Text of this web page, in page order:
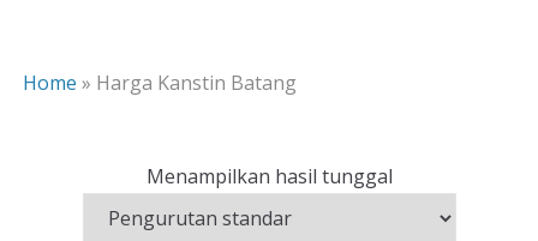
Home » Harga Kanstin Batang
Menampilkan hasil tunggal